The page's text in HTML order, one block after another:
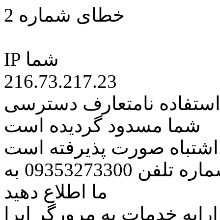
خطای شماره 2
IP شما
216.73.217.23
نامتعارف دسترسی
شما مسدود گردیده است
اشتباه صورت پذیرفته است
مراتب این مسئله را از طریق شماره تلفن 09353273300 به
ما اطلاع دهید
خدمات به مرورگر اپرا